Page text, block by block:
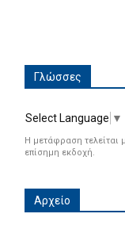
Γλώσσες
Select Language ▼
Η μετάφραση τελείται
επίσημη εκδοχή.
Αρχείο